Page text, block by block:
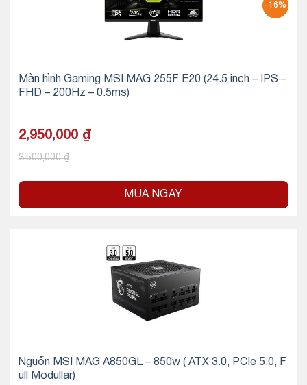
-16%
Màn hình Gaming MSI MAG 255F E20 (24.5 inch – IPS –
FHD – 200Hz – 0.5ms)
2,950,000 ₫
3,500,000₫
MUA NGAY
Nguồn MSI MAG A850GL – 850w ( ATX 3.0, PCIe 5.0, F
ull Modullar)